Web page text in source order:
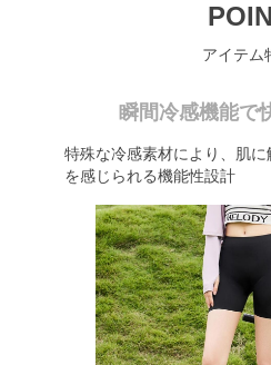
アイテム
瞬間冷感機能で
特殊な冷感素材により、肌に
を感じられる機能性設計